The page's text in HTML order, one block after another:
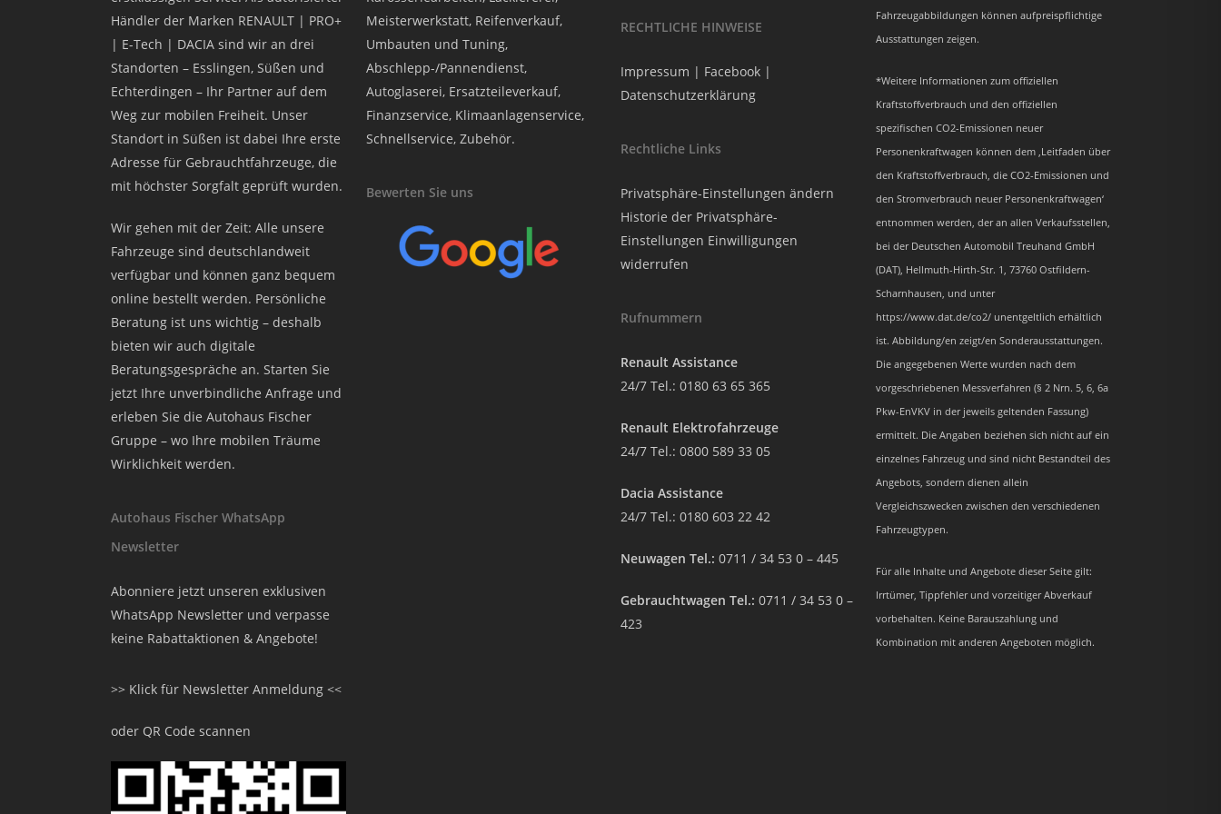
Händler der Marken RENAULT | PRO+
| E-Tech | DACIA sind wir an drei
Standorten – Esslingen, Süßen und
Echterdingen – Ihr Partner auf dem
Weg zur mobilen Freiheit. Unser
Standort in Süßen ist dabei Ihre erste
Adresse für Gebrauchtfahrzeuge, die
mit höchster Sorgfalt geprüft wurden.
Wir gehen mit der Zeit: Alle unsere
Fahrzeuge sind deutschlandweit
verfügbar und können ganz bequem
online bestellt werden. Persönliche
Beratung ist uns wichtig – deshalb
bieten wir auch digitale
Beratungsgespräche an. Starten Sie
jetzt Ihre unverbindliche Anfrage und
erleben Sie die Autohaus Fischer
Gruppe – wo Ihre mobilen Träume
Wirklichkeit werden.
Autohaus Fischer WhatsApp
Newsletter
Abonniere jetzt unseren exklusiven
WhatsApp Newsletter und verpasse
keine Rabattaktionen & Angebote!
>> Klick für Newsletter Anmeldung <<
oder QR Code scannen
Meisterwerkstatt, Reifenverkauf,
Umbauten und Tuning,
Abschlepp-/Pannendienst,
Autoglaserei, Ersatzteileverkauf,
Finanzservice, Klimaanlagenservice,
Schnellservice, Zubehör.
Bewerten Sie uns
RECHTLICHE HINWEISE
Impressum | Facebook |
Datenschutzerklärung
Rechtliche Links
Privatsphäre-Einstellungen ändern
Historie der Privatsphäre-
Einstellungen Einwilligungen
widerrufen
Rufnummern
Renault Assistance
24/7 Tel.: 0180 63 65 365
Renault Elektrofahrzeuge
24/7 Tel.: 0800 589 33 05
Dacia Assistance
24/7 Tel.: 0180 603 22 42
Neuwagen Tel.: 0711 / 34 53 0 – 445
Gebrauchtwagen Tel.: 0711 / 34 53 0 –
423
Fahrzeugabbildungen können aufpreispflichtige
Ausstattungen zeigen.
*Weitere Informationen zum offiziellen
Kraftstoffverbrauch und den offiziellen
spezifischen CO2-Emissionen neuer
Personenkraftwagen können dem ‚Leitfaden über
den Kraftstoffverbrauch, die CO2-Emissionen und
den Stromverbrauch neuer Personenkraftwagen‘
entnommen werden, der an allen Verkaufsstellen,
bei der Deutschen Automobil Treuhand GmbH
(DAT), Hellmuth-Hirth-Str. 1, 73760 Ostfildern-
Scharnhausen, und unter
https://www.dat.de/co2/ unentgeltlich erhältlich
ist. Abbildung/en zeigt/en Sonderausstattungen.
Die angegebenen Werte wurden nach dem
vorgeschriebenen Messverfahren (§ 2 Nrn. 5, 6, 6a
Pkw-EnVKV in der jeweils geltenden Fassung)
ermittelt. Die Angaben beziehen sich nicht auf ein
einzelnes Fahrzeug und sind nicht Bestandteil des
Angebots, sondern dienen allein
Vergleichszwecken zwischen den verschiedenen
Fahrzeugtypen.
Für alle Inhalte und Angebote dieser Seite gilt:
Irrtümer, Tippfehler und vorzeitiger Abverkauf
vorbehalten. Keine Barauszahlung und
Kombination mit anderen Angeboten möglich.